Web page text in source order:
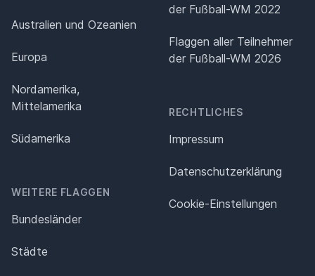
Australien und Ozeanien
Europa
Nordamerika,
Mittelamerika
Südamerika
WEITERE FLAGGEN
Bundesländer
Städte
der Fußball-WM 2022
Flaggen aller Teilnehmer
der Fußball-WM 2026
RECHTLICHES
Impressum
Datenschutz­erklärung
Cookie-Einstellungen